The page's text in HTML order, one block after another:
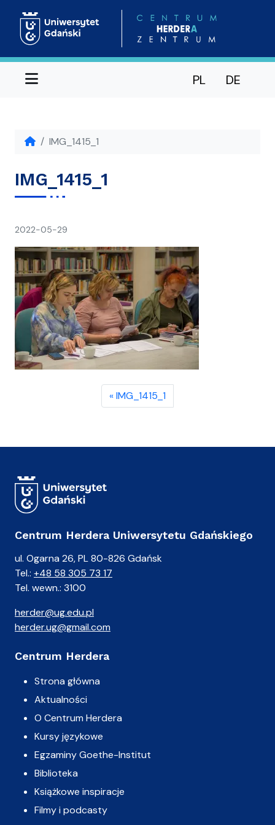
Menu PL DE
IMG_1415_1
IMG_1415_1
2022-05-29
IMG_1415_1
Centrum Herdera Uniwersytetu Gdańskiego
ul. Ogarna 26, PL 80-826 Gdańsk
Tel.: +48 58 305 73 17
Tel. wewn.: 3100
herder@ug.edu.pl
herder.ug@gmail.com
Centrum Herdera
Strona główna
Aktualności
O Centrum Herdera
Kursy językowe
Egzaminy Goethe-Institut
Biblioteka
Książkowe inspiracje
Filmy i podcasty